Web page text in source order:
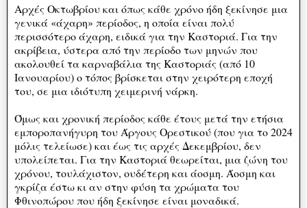
Αρχές Οκτωβρίου και όπως κάθε χρόνο ήδη ξεκίνησε μια
γενικά «άχαρη» περίοδος, η οποία είναι πολύ
περισσότερο άχαρη, ειδικά για την Καστοριά. Για την
ακρίβεια, ύστερα από την περίοδο των μηνών που
ακολουθεί τα καρναβάλια της Καστοριάς (από 10
Ιανουαρίου) ο τόπος βρίσκεται στην χειρότερη εποχή
του, σε μια ιδιότυπη χειμερινή νάρκη.
Όμως και χρονική περίοδος κάθε έτους μετά την ετήσια
εμποροπανήγυρη του Άργους Ορεστικού (που για το 2024
μόλις τελείωσε) και έως τις αρχές Δεκεμβρίου, δεν
υπολείπεται. Για την Καστοριά θεωρείται, μια ζώνη του
χρόνου, τουλάχιστον, ουδέτερη και άοσμη. Άοσμη και
γκρίζα έστω κι αν στην φύση τα χρώματα του
Φθινοπώρου που ήδη ξεκίνησε είναι μοναδικά.